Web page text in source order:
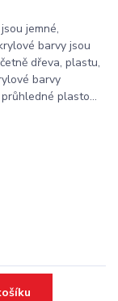
jemné,
barvy jsou
dřeva, plastu,
barvy
plasto...